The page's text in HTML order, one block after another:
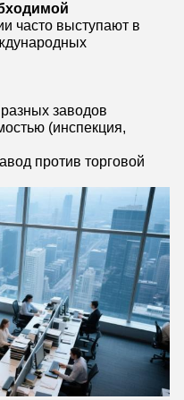
часто выступают в
заводов
(инспекция,
против торговой